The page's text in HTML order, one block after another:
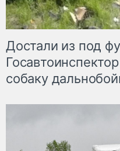
Достали из под
собаку